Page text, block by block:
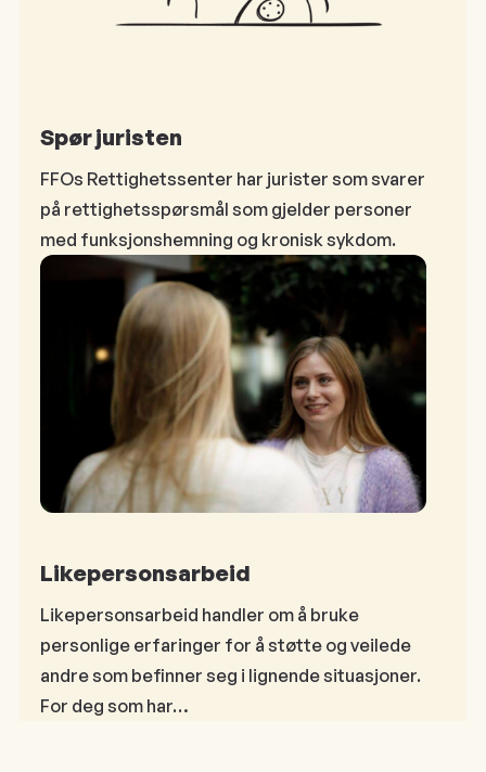
Spør juristen
FFOs Rettighetssenter har jurister som svarer
på rettighetsspørsmål som gjelder personer
med funksjonshemning og kronisk sykdom.
Likepersonsarbeid
Likepersonsarbeid handler om å bruke
personlige erfaringer for å støtte og veilede
andre som befinner seg i lignende situasjoner.
For deg som har…